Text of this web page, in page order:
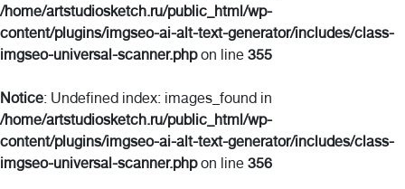
/home/artstudiosketch.ru/public_html/wp-
content/plugins/imgseo-ai-alt-text-generator/includes/class-
imgseo-universal-scanner.phpon line 355
Notice: Undefined index: images_found in
/home/artstudiosketch.ru/public_html/wp-
content/plugins/imgseo-ai-alt-text-generator/includes/class-
imgseo-universal-scanner.phpon line 356